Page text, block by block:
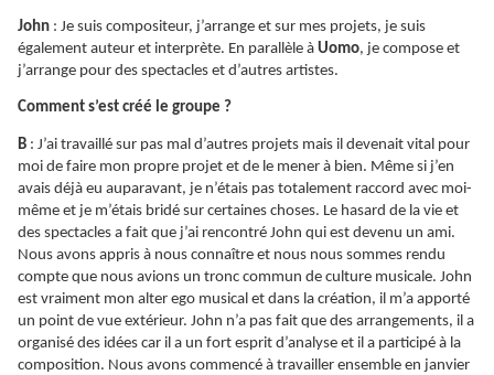
John : Je suis compositeur, j’arrange et sur mes projets, je suis
également auteur et interprète. En parallèle à Uomo, je compose et
j’arrange pour des spectacles et d’autres artistes.
Comment s’est créé le groupe ?
B : J’ai travaillé sur pas mal d’autres projets mais il devenait vital pour
moi de faire mon propre projet et de le mener à bien. Même si j’en
avais déjà eu auparavant, je n’étais pas totalement raccord avec moi-
même et je m’étais bridé sur certaines choses. Le hasard de la vie et
des spectacles a fait que j’ai rencontré John qui est devenu un ami.
Nous avons appris à nous connaître et nous nous sommes rendu
compte que nous avions un tronc commun de culture musicale. John
est vraiment mon alter ego musical et dans la création, il m’a apporté
un point de vue extérieur. John n’a pas fait que des arrangements, il a
organisé des idées car il a un fort esprit d’analyse et il a participé à la
composition. Nous avons commencé à travailler ensemble en janvier